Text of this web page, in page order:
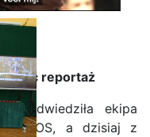
reportaż
odwiedziła ekipa
NOS, a dzisiaj z